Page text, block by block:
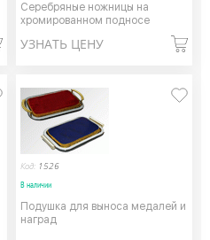
Серебряные ножницы на
хромированном подносе
УЗНАТЬ ЦЕНУ
Код: 1526
В наличии
Подушка для выноса медалей и
наград